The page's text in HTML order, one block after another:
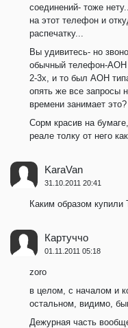
соединений- тоже
на этот телефон и
распечатку...
Вы удивитесь- но
обычный телефон-АОН
2-3х, и то был АОН
опять же все запросы
времени занимает это?
Сорм красив на
реале толку от него
KaraVan
31.10.2011 20:41
Каким образом
Картуччо
01.11.2011 05:18
zoro
в целом, с началом и
остальном, видимо,
Дежурная часть